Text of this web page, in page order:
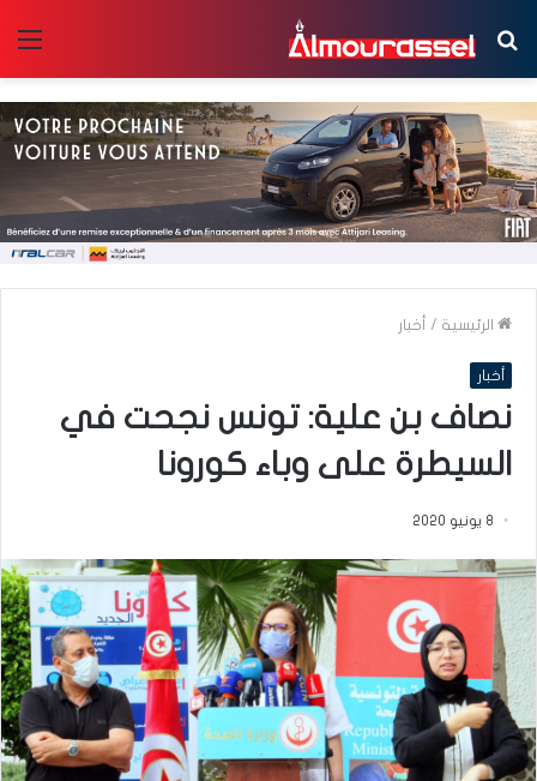
بحث
عن
الرئيسية / أخبار
أخبار
نصاف بن علية: تونس نجحت في
السيطرة على وباء كورونا
8 يونيو 2020